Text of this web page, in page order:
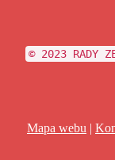
© 2023 RADY
Mapa webu |